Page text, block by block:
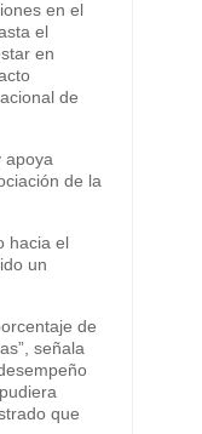
en el
el
en
de
apoya
de la
hacia el
un
de
señala
que